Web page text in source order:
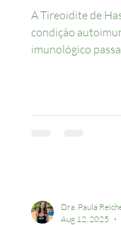
A Tireoidite de
condição
imunológico
Dra. Paula
Aug 12, 2025